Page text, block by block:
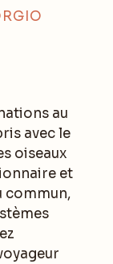
au
avec le
oiseaux
et
commun,